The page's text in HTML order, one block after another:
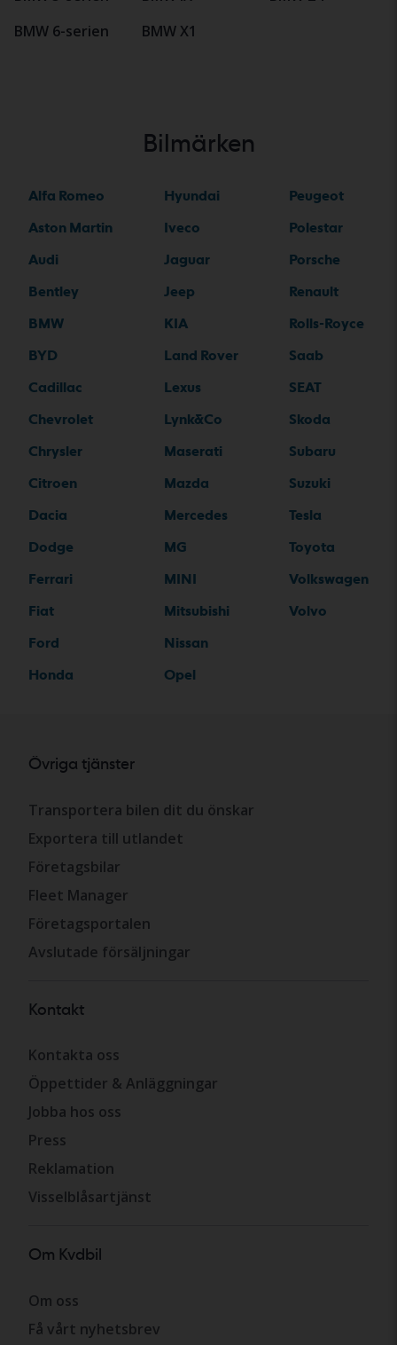
BMW 6-serien
BMW X1
Bilmärken
Alfa Romeo
Aston Martin
Audi
Bentley
BMW
BYD
Cadillac
Chevrolet
Chrysler
Citroen
Dacia
Dodge
Ferrari
Fiat
Ford
Honda
Hyundai
Iveco
Jaguar
Jeep
KIA
Land Rover
Lexus
Lynk&Co
Maserati
Mazda
Mercedes
MG
MINI
Mitsubishi
Nissan
Opel
Peugeot
Polestar
Porsche
Renault
Rolls-Royce
Saab
SEAT
Skoda
Subaru
Suzuki
Tesla
Toyota
Volkswagen
Volvo
Övriga tjänster
Transportera bilen dit du önskar
Exportera till utlandet
Företagsbilar
Fleet Manager
Företagsportalen
Avslutade försäljningar
Kontakt
Kontakta oss
Öppettider & Anläggningar
Jobba hos oss
Press
Reklamation
Visselblåsartjänst
Om Kvdbil
Om oss
Få vårt nyhetsbrev